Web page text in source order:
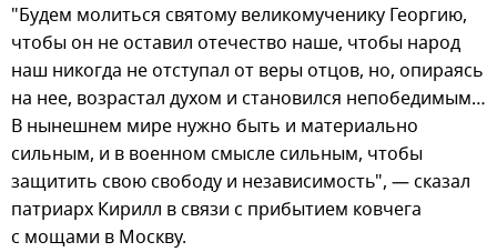
"Будем молиться святому великомученику Георгию,
чтобы он не оставил отечество наше, чтобы народ
наш никогда не отступал от веры отцов, но, опираясь
на нее, возрастал духом и становился непобедимым…
В нынешнем мире нужно быть и материально
сильным, и в военном смысле сильным, чтобы
защитить свою свободу и независимость", — сказал
патриарх Кирилл в связи с прибытием ковчега
с мощами в Москву.